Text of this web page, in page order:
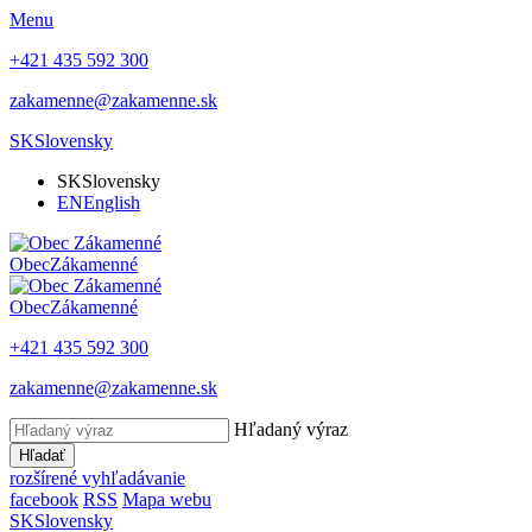
Menu
+421 435 592 300
zakamenne@zakamenne.sk
SKSlovensky
SKSlovensky
ENEnglish
ObecZákamenné
ObecZákamenné
+421 435 592 300
zakamenne@zakamenne.sk
Hľadaný výraz
Hľadať
rozšírené vyhľadávanie
facebook RSS Mapa webu
SKSlovensky